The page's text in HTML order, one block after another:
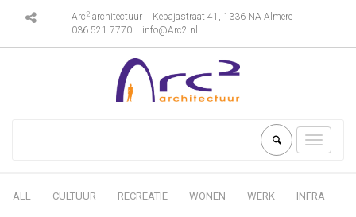
Arc 2architectuur
Kebajastraat 41, 1336 NA Almere
036 521 7770
info@Arc2.nl
Toggle
ALL CULTUUR RECREATIE WONEN WERK INFRA